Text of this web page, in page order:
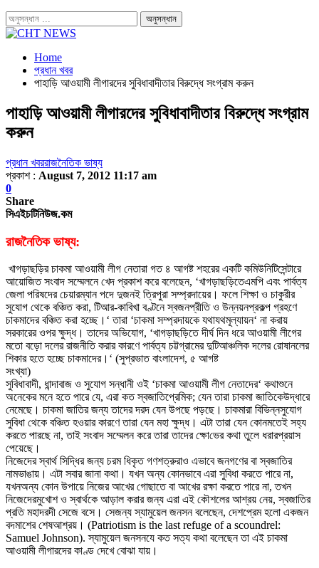
Home
প্রধান খবর
পাহাড়ি আওয়ামী লীগারদের সুবিধাবাদীতার বিরুদ্ধে সংগ্রাম করুন
পাহাড়ি আওয়ামী লীগারদের সুবিধাবাদীতার বিরুদ্ধে সংগ্রাম
করুন
প্রধান খবররাজনৈতিক ভাষ্য
প্রকাশ : August 7, 2012 11:17 am
0
Share
সিএইচটিনিউজ.কম
রাজনৈতিক ভাষ্য:
খাগড়াছড়ির চাকমা আওয়ামী লীগ নেতারা গত ৪ আগষ্ট শহরের একটি কমিউনিটিসেন্টারে
আয়োজিত সংবাদ সম্মেলনে খেদ প্রকাশ করে বলেছেন, ‘খাগড়াছড়িতেএমপি এবং পার্বত্য
জেলা পরিষদের চেয়ারম্যান পদে দুজনই ত্রিপুরা সম্প্রদায়ের। ফলেশিক্ষা ও চাকুরীর
সুযোগ থেকে বঞ্চিত করা, টিআর-কাবিখা বণ্টনে স্বজনপ্রীতি ও উন্নয়নপ্রকল্প গ্রহণে
চাকমাদের বঞ্চিত করা হচ্ছে । ‘তারা ‘চাকমা সম্প্রদায়কে যথাযথমূল্যায়ন‘ না করায়
সরকারের ওপরক্ষুদ্ধ।তাদের অভিযোগ, ‘খাগড়াছড়িতে দীর্ঘ দিনধরে আওয়ামী লীগের
মতো বড়ো দলের রাজনীতি করার কারণে পার্বত্য চট্টগ্রামের দুটিআঞ্চলিক দলের রোষানলের
শিকার হতে হচ্ছে চাকমাদের। ‘ (সুপ্রভাত বাংলাদেশ, ৫ আগষ্ট
সংখ্যা)
সুবিধাবাদী, ধান্দাবাজ ও সুযোগ সন্ধানী ওই ‘চাকমা আওয়ামী লীগ নেতাদের‘ কথাশুনে
অনেকের মনে হতে পারে যে, এরা কত স্বজাতিপ্রেমিক; যেন তারা চাকমা জাতিকেউদ্ধারে
নেমেছে। চাকমা জাতির জন্য তাদের দরদ যেন উপছে পড়ছে। চাকমারা বিভিন্নসুযোগ
সুবিধা থেকে বঞ্চিত হওয়ার কারণে তারা যেন মহাক্ষুদ্ধ। এটা তারা যেন কোনমতেই সহ্য
করতে পারছে না,তাই সংবাদ সম্মেলন করে তারা তাদেরক্ষোভের কথা তুলে ধরারপ্রয়াস
পেয়েছে।
নিজেদের স্বার্থ সিদ্ধির জন্য চরম ধিকৃত গণশত্রুরাও এভাবে জনগণের বা স্বজাতির
নামভাঙায় । এটা সবার জানা কথা । যখন অন্য কোনভাবে এরা সুবিধা করতে পারে না,
যখনঅন্য কোন উপায়ে নিজের আখের গোছাতে বা আখেররক্ষা করতে পারে না,তখন
নিজেদেরমুখোশ ও স্বার্থকে আড়াল করার জন্য এরা এই কৌশলের আশ্রয় নেয়,স্বজাতির
প্রতি মহাদরদী সেজে বসে। সেজন্য স্যামুয়েল জনসন বলেছেন, দেশপ্রেম হলো একজন
বদমাশের শেষআশ্রয় । (Patriotism is the last refuge of a scoundrel:
Samuel Johnson). স্যামুয়েল জনসনযে কত সত্য কথা বলেছেন তা এই চাকমা
আওয়ামী লীগারদের কাণ্ড দেখে বোঝা যায় ।